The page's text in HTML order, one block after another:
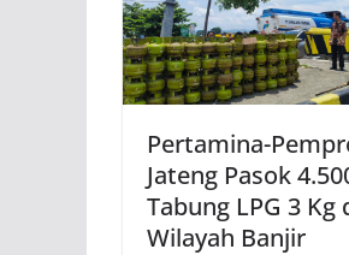
Pertamina-
Jateng Pasok
Tabung LPG 3 Kg
Wilayah Banjir